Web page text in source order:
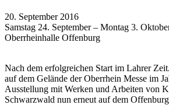
20. September 2016
Samstag 24. September – Montag 3.
Oberrheinhalle Offenburg
Nach dem erfolgreichen Start im Lahrer
auf dem Gelände der Oberrhein Messe im
Ausstellung mit Werken und Arbeiten von
Schwarzwald nun erneut auf dem